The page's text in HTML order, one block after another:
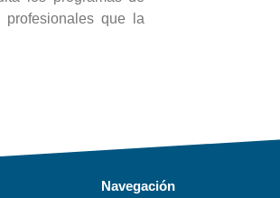
que la
Navegación